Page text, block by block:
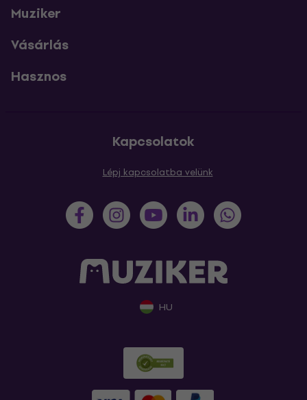
Muziker
Vásárlás
Hasznos
Kapcsolatok
Lépj kapcsolatba velünk
HU